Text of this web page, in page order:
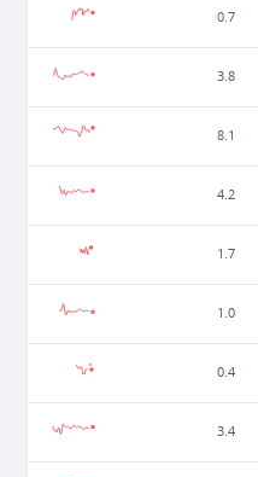
0.7
3.8
8.1
4.2
1.7
1.0
0.4
3.4